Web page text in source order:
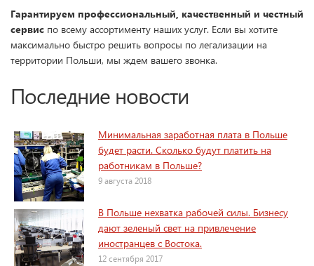
Гарантируем профессиональный, качественный и честный
сервис по всему ассортименту наших услуг. Если вы хотите
максимально быстро решить вопросы по легализации на
территории Польши, мы ждем вашего звонка.
Последние новости
Минимальная заработная плата в Польше
будет расти. Сколько будут платить на
работникам в Польше?
9 августа 2018
В Польше нехватка рабочей силы. Бизнесу
дают зеленый свет на привлечение
иностранцев с Востока.
12 сентября 2017